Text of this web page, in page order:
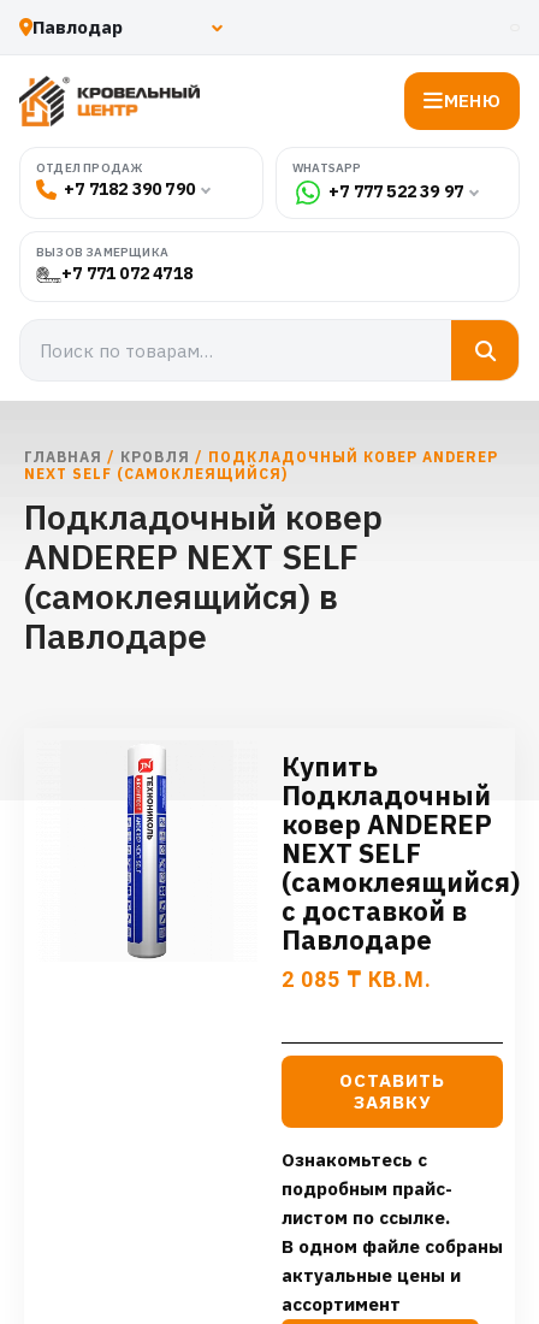
МЕНЮ
ОТДЕЛ ПРОДАЖ
+7 7182 390 790
WHATSAPP
+7 777 522 39 97
ВЫЗОВ ЗАМЕРЩИКА
+7 771 072 4718
ГЛАВНАЯ / КРОВЛЯ / ПОДКЛАДОЧНЫЙ КОВЕР ANDEREP
NEXT SELF (САМОКЛЕЯЩИЙСЯ)
Подкладочный ковер
ANDEREP NEXT SELF
(самоклеящийся) в
Павлодаре
Купить
Подкладочный
ковер ANDEREP
NEXT SELF
(самоклеящийся)
с доставкой в
Павлодаре
2 085 ₸ КВ.М.
ОСТАВИТЬ
ЗАЯВКУ
Ознакомьтесь с
подробным прайс-
листом по ссылке.
В одном файле собраны
актуальные цены и
ассортимент